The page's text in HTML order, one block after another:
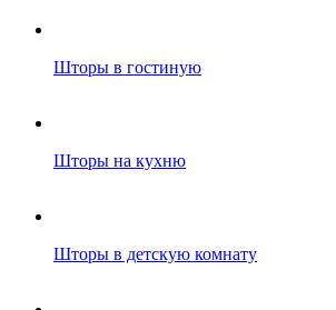
Шторы в гостиную
Шторы на кухню
Шторы в детскую комнату